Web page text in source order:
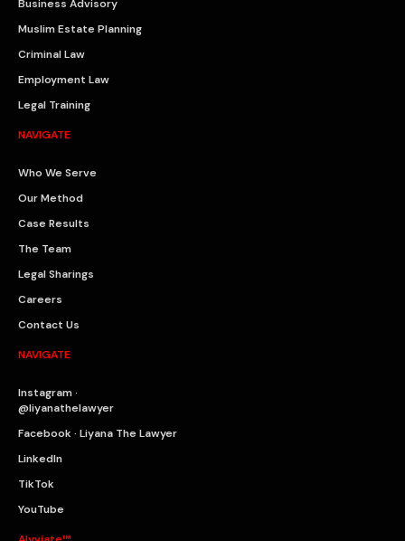
Business Advisory
Muslim Estate Planning
Criminal Law
Employment Law
Legal Training
NAVIGATE
Who We Serve
Our Method
Case Results
The Team
Legal Sharings
Careers
Contact Us
NAVIGATE
Instagram ·
@liyanathelawyer
Facebook · Liyana The Lawyer
LinkedIn
TikTok
YouTube